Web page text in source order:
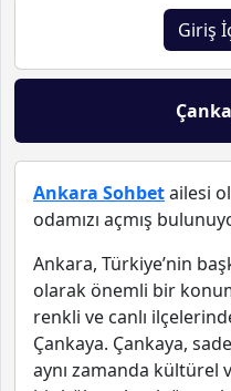
Giriş
Ankara Sohbetailesi
odamızı açmış
Ankara, Türkiye’nin
olarak önemli bir
renkli ve canlı
Çankaya. Çankaya,
aynı zamanda kültürel